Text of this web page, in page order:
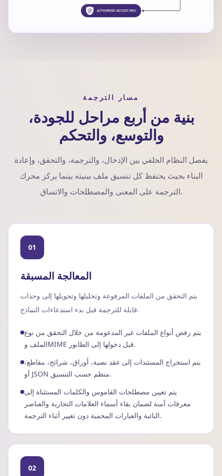
مسار الترجمة
بنية من أربع مراحل للجودة،
والتوسع، والتحكم
يفصل النظام الخلفي بين الإدخال، والترجمة، والتحقق، وإعادة
البناء بحيث يحتفظ كل تنسيق ملف ببنيته بينما يركز محرك
الترجمة على المعنى والمصطلحات والاتساق.
01
المعالجة المسبقة
يتم التحقق من الملفات المرفوعة وتحليلها وتحويلها إلى وحدات
قابلة للترجمة قبل بدء استدعاءات النماذج.
يتم رفض أنواع الملفات غير المدعومة من خلال التحقق من نوع
الملف وMIME قبل دخولها إلى الطابور.
يتم استخراج المستندات إلى عقد نصية، أوراق، شرائح، مقاطع،
أو JSON منظم حسب التنسيق.
يتم تعيين مصطلحات القاموس والكلمات المستثناة إلى
معرفات آمنة لضمان بقاء أسماء العلامات التجارية والعناصر
النائبة والعبارات المحمية دون تغيير أثناء الترجمة.
02